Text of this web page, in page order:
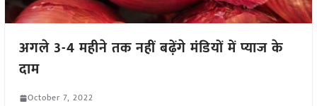
अगले 3-4 महीने तक नहीं बढ़ेंगे मंडियों में प्याज के
दाम
October 7, 2022